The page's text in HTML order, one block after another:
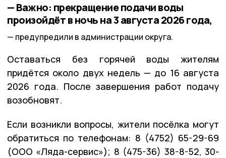
— Важно: прекращение подачи воды
произойдёт в ночь на 3 августа 2026 года,
предупредили в администрации округа.
Оставаться без горячей воды жителям
придётся около двух недель — до 16 августа
2026 года. После завершения работ подачу
возобновят.
Если возникли вопросы, жители посёлка могут
обратиться по телефонам: 8 (4752) 65-29-69
(ООО «Ляда-сервис»); 8 (475-36) 38-8-52, 30-